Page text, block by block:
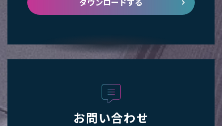
ダウンロードする
お問い合わせ